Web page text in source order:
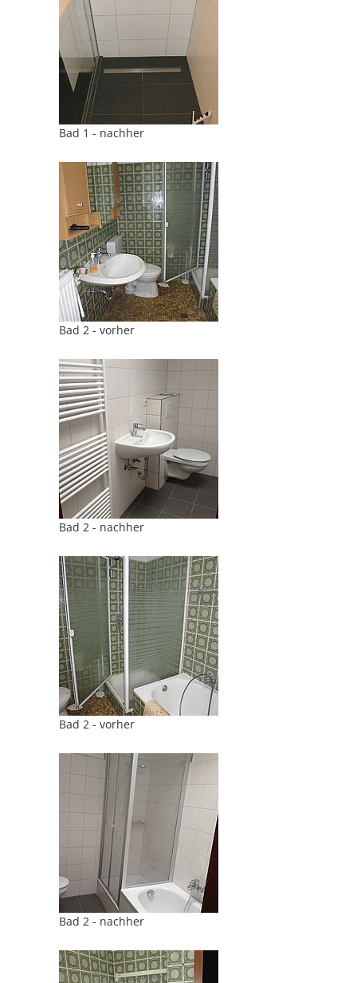
Bad 1 - nachher
Bad 2 - vorher
Bad 2 - nachher
Bad 2 - vorher
Bad 2 - nachher